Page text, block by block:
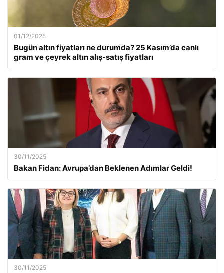
01/12/2025
Bugün altın fiyatları ne durumda? 25 Kasım’da canlı
gram ve çeyrek altın alış-satış fiyatları
30/11/2025
Bakan Fidan: Avrupa’dan Beklenen Adımlar Geldi!
30/11/2025